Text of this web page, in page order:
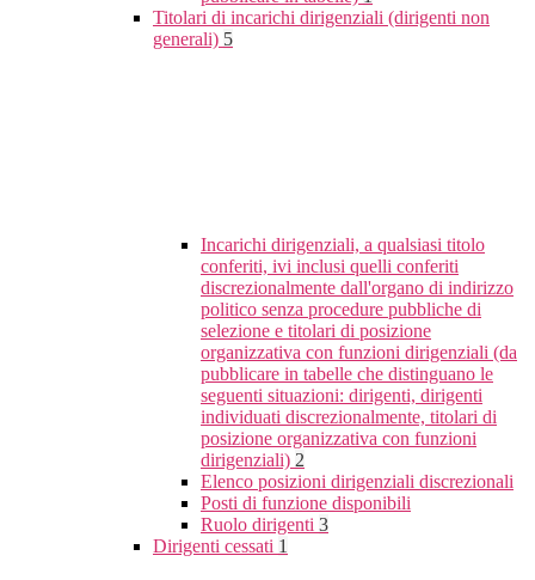
Titolari di incarichi dirigenziali (dirigenti non
generali) 5
Incarichi dirigenziali, a qualsiasi titolo
conferiti, ivi inclusi quelli conferiti
discrezionalmente dall'organo di indirizzo
politico senza procedure pubbliche di
selezione e titolari di posizione
organizzativa con funzioni dirigenziali (da
pubblicare in tabelle che distinguano le
seguenti situazioni: dirigenti, dirigenti
individuati discrezionalmente, titolari di
posizione organizzativa con funzioni
dirigenziali) 2
Elenco posizioni dirigenziali discrezionali
Posti di funzione disponibili
Ruolo dirigenti 3
Dirigenti cessati 1